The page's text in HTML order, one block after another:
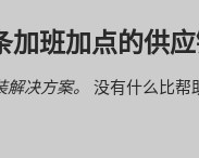
班加点的供
决方案。 没有什么比帮